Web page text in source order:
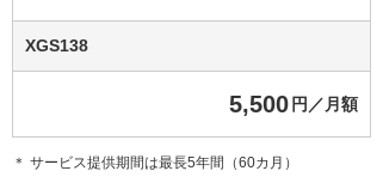
XGS138
5,500 円／月額
＊ サービス提供期間は最長5年間（60カ月）